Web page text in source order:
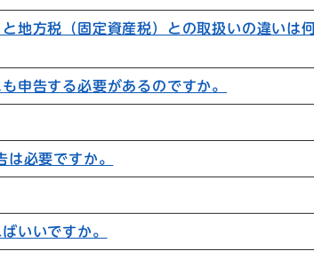
地方税（固定資産税）との取扱いの違いは
申告する必要があるのですか。
必要ですか。
いいですか。